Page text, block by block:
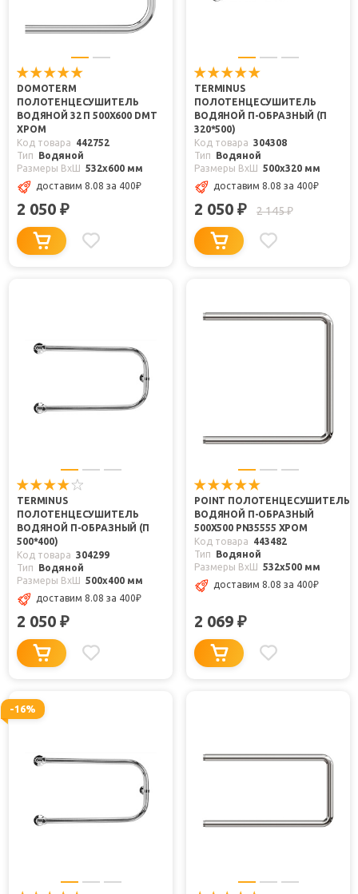
DOMOTERM
ПОЛОТЕНЦЕСУШИТЕЛЬ
ВОДЯНОЙ 32 П 500X600 DMT
ХРОМ
Код товара
442752
Тип
Водяной
Размеры ВxШ 532x600 мм
доставим 8.08 за 400₽
2 050 ₽
TERMINUS
ПОЛОТЕНЦЕСУШИТЕЛЬ
ВОДЯНОЙ П-ОБРАЗНЫЙ (П
320*500)
Код товара 304308
Тип
Водяной
Размеры ВxШ 500x320 мм
доставим 8.08 за 400₽
2 050 ₽ 2 145₽
TERMINUS
ПОЛОТЕНЦЕСУШИТЕЛЬ
ВОДЯНОЙ П-ОБРАЗНЫЙ (П
500*400)
Код товара 304299
Тип
Водяной
Размеры ВxШ 500x400 мм
доставим 8.08 за 400₽
2 050 ₽
POINT ПОЛОТЕНЦЕСУШИТЕЛЬ
ВОДЯНОЙ П-ОБРАЗНЫЙ
500X500 PN35555 ХРОМ
Код товара
443482
Тип
Водяной
Размеры ВxШ 532x500 мм
доставим 8.08 за 400₽
2 069 ₽
-16%